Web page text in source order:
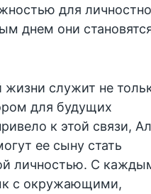
для
днем они
служит не
для будущих
к этой связи,
ее сыну стать
личностью. С
с окружающими,